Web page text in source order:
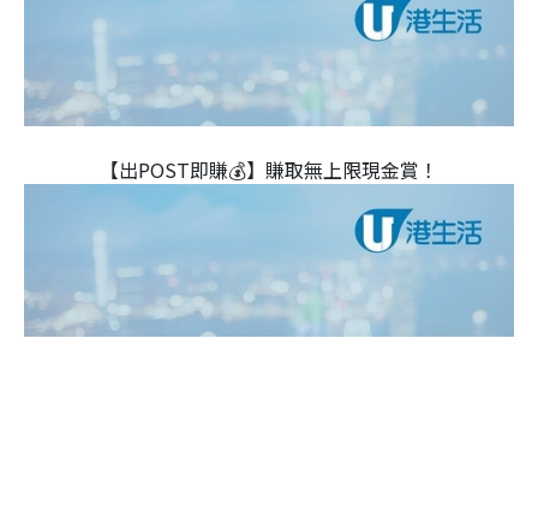
【出POST即賺💰】賺取無上限現金賞！